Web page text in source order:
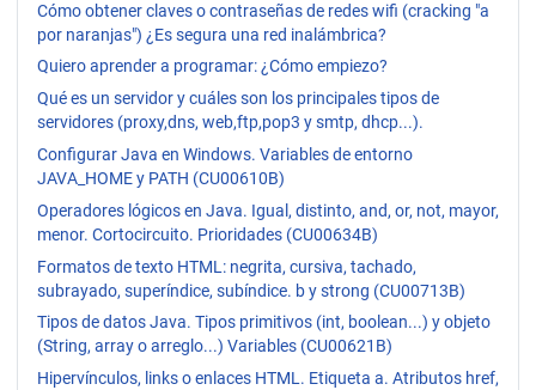
Cómo obtener claves o contraseñas de redes wifi (cracking "a
por naranjas") ¿Es segura una red inalámbrica?
Quiero aprender a programar: ¿Cómo empiezo?
Qué es un servidor y cuáles son los principales tipos de
servidores (proxy,dns, web,ftp,pop3 y smtp, dhcp...).
Configurar Java en Windows. Variables de entorno
JAVA_HOME y PATH (CU00610B)
Operadores lógicos en Java. Igual, distinto, and, or, not, mayor,
menor. Cortocircuito. Prioridades (CU00634B)
Formatos de texto HTML: negrita, cursiva, tachado,
subrayado, superíndice, subíndice. b y strong (CU00713B)
Tipos de datos Java. Tipos primitivos (int, boolean...) y objeto
(String, array o arreglo...) Variables (CU00621B)
Hipervínculos, links o enlaces HTML. Etiqueta a. Atributos href,